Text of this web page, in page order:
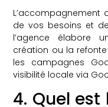
L’accompagnement
de vos besoins et
l’agence élabore
création ou la
les campagnes
visibilité locale via
4. Quel